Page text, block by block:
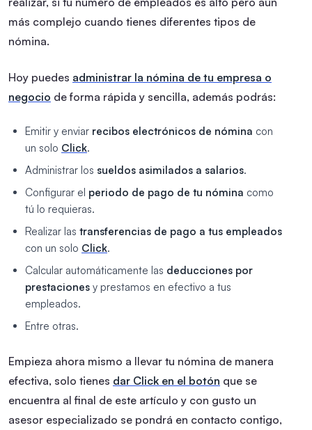
más complejo cuando tienes diferentes tipos de
nómina.
Hoy puedes administrar la nómina de tu empresa o
negocio de forma rápida y sencilla, además podrás:
Emitir y enviar recibos electrónicos de nómina con
un solo Click.
Administrar los sueldos asimilados a salarios.
Configurar el periodo de pago de tu nómina como
tú lo requieras.
Realizar las transferencias de pago a tus empleados
con un solo Click.
Calcular automáticamente las deducciones por
prestaciones y prestamos en efectivo a tus
empleados.
Entre otras.
Empieza ahora mismo a llevar tu nómina de manera
efectiva, solo tienes dar Click en el botón que se
encuentra al final de este artículo y con gusto un
asesor especializado se pondrá en contacto contigo,